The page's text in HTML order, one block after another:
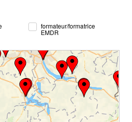
formateur/formatrice
EMDR